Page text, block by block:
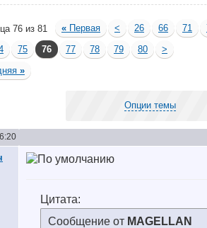
76 из 81 « Первая < 26 66 71
75 76 77 78 79 80
>
»
Опции темы
Цитата:
Сообщение от MAGELLAN